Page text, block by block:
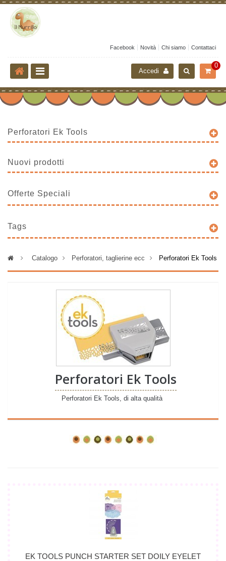
Facebook Novità Chi siamo Contattaci
0
Accedi
Perforatori Ek Tools
Nuovi prodotti
Offerte Speciali
Tags
> Catalogo > Perforatori, taglierine ecc > Perforatori Ek Tools
Perforatori Ek Tools
Perforatori Ek Tools, di alta qualità
EK TOOLS PUNCH STARTER SET DOILY EYELET